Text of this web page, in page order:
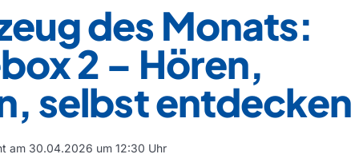
des Monats:
2 – Hören,
selbst entdecken
am 30.04.2026 um 12:30 Uhr